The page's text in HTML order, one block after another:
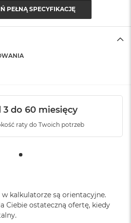
PEŁNĄ SPECYFIKACJĘ
3 do 60 miesięcy
raty do Twoich potrzeb
kalkulatorze są orientacyjne.
Ciebie ostateczną ofertę, kiedy